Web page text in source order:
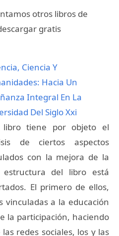
otros libros de
gratis
Ciencia Y
Hacia Un
Integral En La
Del Siglo Xxi
libro tiene por objeto el
de ciertos aspectos
con la mejora de la
estructura del libro está
El primero de ellos,
vinculadas a la educación
la participación, haciendo
redes sociales, los y las